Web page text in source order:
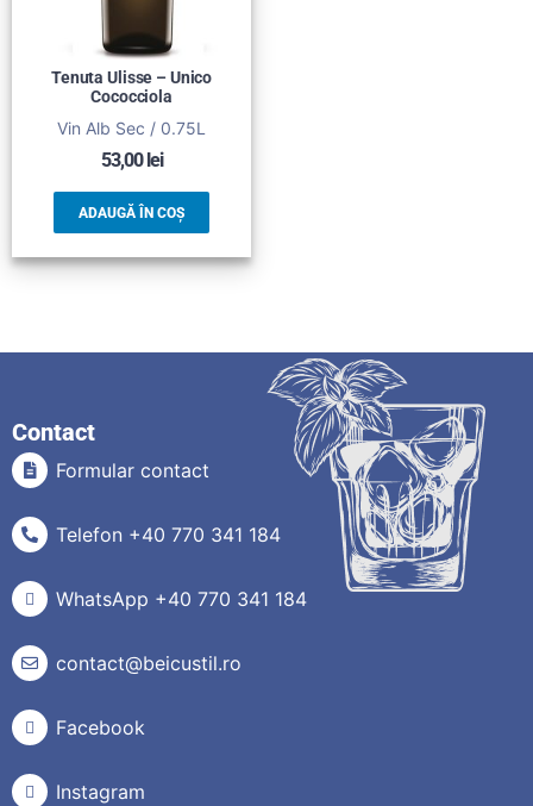
Tenuta Ulisse – Unico
Cococciola
Vin Alb Sec / 0.75L
53,00lei
ADAUGĂ ÎN COȘ
Contact
Formular contact
Telefon +40 770 341 184
WhatsApp +40 770 341 184
contact@beicustil.ro
Facebook
Instagram